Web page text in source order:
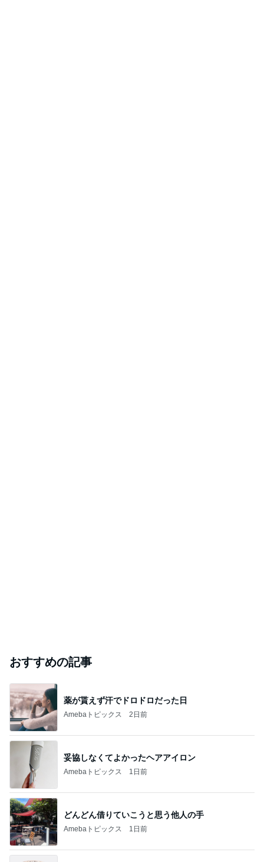
おすすめの記事
薬が貰えず汗でドロドロだった日
Amebaトピックス 2日前
妥協しなくてよかったヘアアイロン
Amebaトピックス 1日前
どんどん借りていこうと思う他人の手
Amebaトピックス 1日前